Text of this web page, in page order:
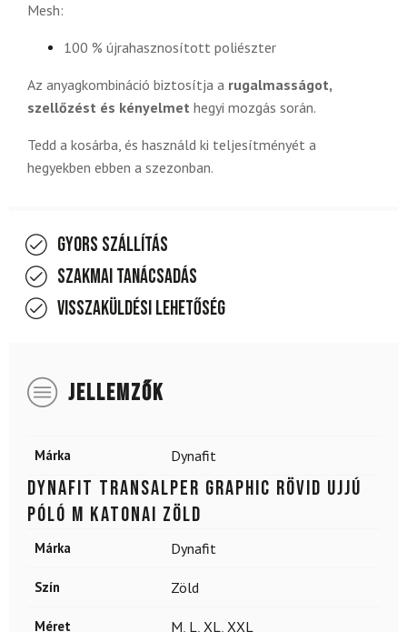
Mesh:
100 % újrahasznosított poliészter
Az anyagkombináció biztosítja a rugalmasságot,
szellőzést és kényelmet hegyi mozgás során.
Tedd a kosárba, és használd ki teljesítményét a
hegyekben ebben a szezonban.
Gyors szállítás
Szakmai tanácsadás
Visszaküldési lehetőség
JELLEMZŐK
Márka Dynafit
DYNAFIT Transalper Graphic rövid ujjú
póló M katonai zöld
Márka Dynafit
Szín Zöld
Méret M, L, XL, XXL